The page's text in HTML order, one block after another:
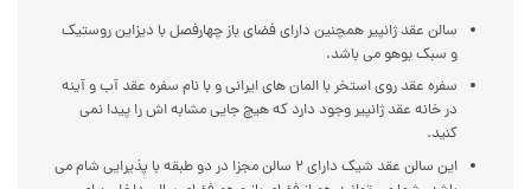
سالن عقد ژانپیر همچنین دارای فضای باز چهارفصل با دیزاین روستیک
و سبک بوهو می باشد.
سفره عقد روی استخر با المان های ایرانی و با نام سفره عقد آب و آینه
در خانه عقد ژانپیر وجود دارد که هیچ جایی مشابه اش را پیدا نمی
کنید.
این سالن عقد شیک دارای ۲ سالن مجزا در دو طبقه با پذیرایی شام می